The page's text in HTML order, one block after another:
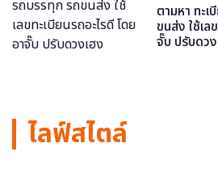
ตามหา ทะเ
ขนส่ง ใช้เล
จั๊บ ปรับดว
ไลฟ์สไตล์